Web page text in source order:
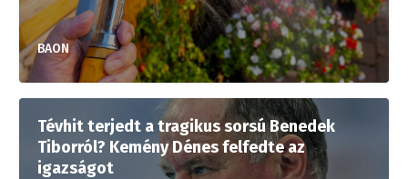
BAON
Tévhit terjedt a tragikus sorsú Benedek
Tiborról? Kemény Dénes felfedte az
igazságot